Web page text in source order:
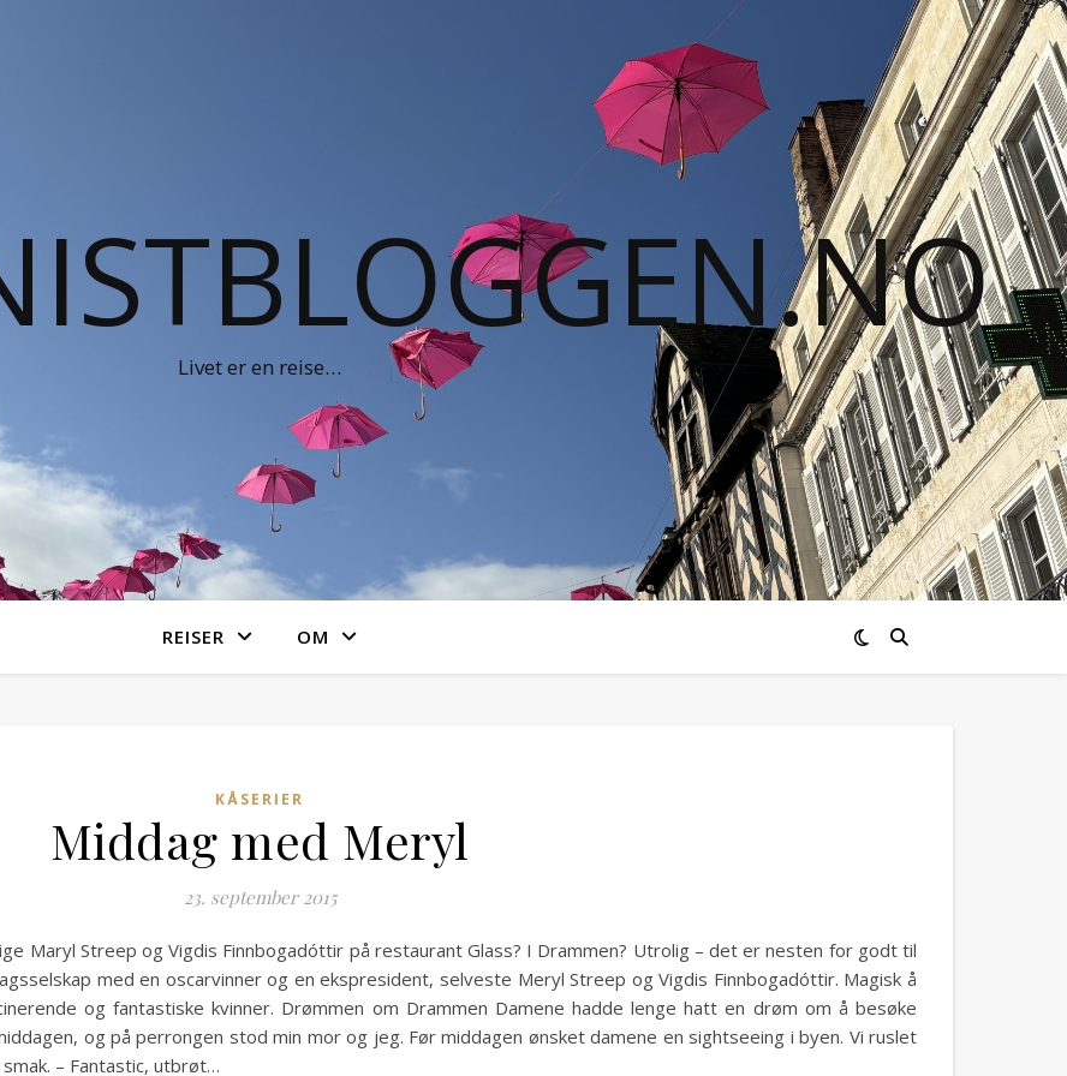
Livet er en reise…
REISER OM
KÅSERIER
Middag med Meryl
23. september 2015
Maryl Streep og Vigdis Finnbogadóttir på restaurant Glass? I Drammen? Utrolig – det er nesten for godt til
med en oscarvinner og en ekspresident, selveste Meryl Streep og Vigdis Finnbogadóttir. Magisk å
og fantastiske kvinner. Drømmen om Drammen Damene hadde lenge hatt en drøm om å besøke
og på perrongen stod min mor og jeg. Før middagen ønsket damene en sightseeing i byen. Vi ruslet
– Fantastic, utbrøt…